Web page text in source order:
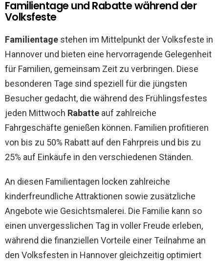
Familientage und Rabatte während der
Volksfeste
Familientage stehen im Mittelpunkt der Volksfeste in
Hannover und bieten eine hervorragende Gelegenheit
für Familien, gemeinsam Zeit zu verbringen. Diese
besonderen Tage sind speziell für die jüngsten
Besucher gedacht, die während des Frühlingsfestes
jeden Mittwoch Rabatte auf zahlreiche
Fahrgeschäfte genießen können. Familien profitieren
von bis zu 50% Rabatt auf den Fahrpreis und bis zu
25% auf Einkäufe in den verschiedenen Ständen.
An diesen Familientagen locken zahlreiche
kinderfreundliche Attraktionen sowie zusätzliche
Angebote wie Gesichtsmalerei. Die Familie kann so
einen unvergesslichen Tag in voller Freude erleben,
während die finanziellen Vorteile einer Teilnahme an
den Volksfesten in Hannover gleichzeitig optimiert